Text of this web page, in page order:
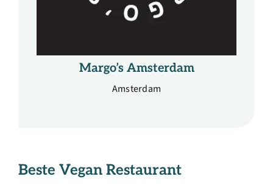
Margo’s Amsterdam
Amsterdam
Beste Vegan Restaurant